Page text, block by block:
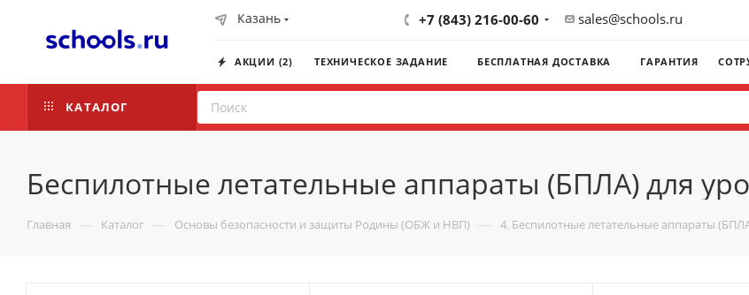
Казань +7 (843) 216-00-60 sales@schools.ru
АКЦИИ (2) ТЕХНИЧЕСКОЕ ЗАДАНИЕ БЕСПЛАТНАЯ ДОСТАВКА ГАРАНТИЯ
КАТАЛОГ
Беспилотные летательные аппараты (БПЛА) для
Главная — Каталог — Основы безопасности и защиты Родины (ОБЖ и НВП) — 4. Беспилотные летательные аппараты